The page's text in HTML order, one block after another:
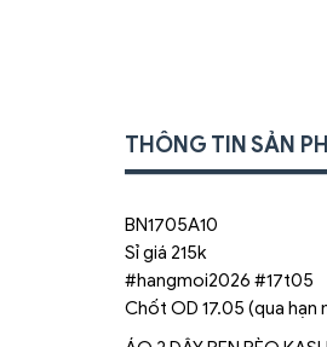
THÔNG TIN SẢN
BN1705A10
Sỉ giá 215k
#hangmoi2026 #17t05
Chốt OD 17.05 (qua hạn